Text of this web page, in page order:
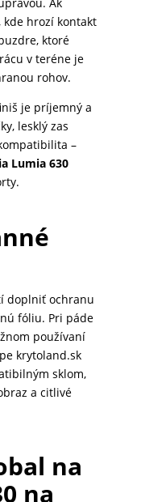
Ak
hrozí kontakt
ktoré
v teréne je
rohov.
je príjemný a
lesklý zas
–
Lumia 630
doplniť ochranu
fóliu. Pri páde
používaní
krytoland.sk
sklom,
a citlivé
na
na